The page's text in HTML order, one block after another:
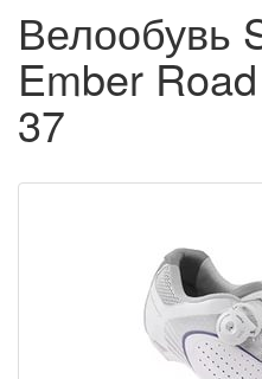
Велообувь
Ember
37